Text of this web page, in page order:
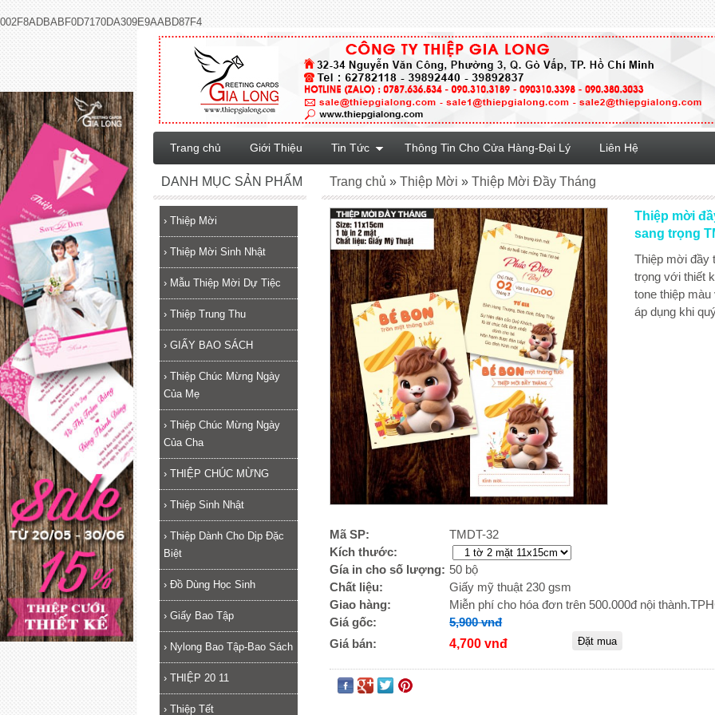
002F8ADBABF0D7170DA309E9AABD87F4
Thiệp mời
sang trọng
Thiệp mời đầy
trọng với thiết
tone thiệp
áp dụng khi
Mã SP:
TMDT-32
Kích thước:
Gía in cho số lượng: 50 bộ
Chất liệu:
Giấy mỹ thuật 230 gsm
Giao hàng:
Miễn phí cho hóa đơn trên 500.000đ nội
Giá gốc:
5,900 vnđ
Giá bán:
4,700 vnđ
Trang chủ »Thiệp Mời »Thiệp Mời Đầy Tháng
DANH MỤC SẢN PHẨM
› Thiệp Mời
› Thiệp Mời Sinh Nhật
› Mẫu Thiệp Mời Dự Tiệc
› Thiệp Trung Thu
› GIẤY BAO SÁCH
› Thiệp Chúc Mừng Ngày
Của Mẹ
› Thiệp Chúc Mừng Ngày
Của Cha
› THIỆP CHÚC MỪNG
› Thiệp Sinh Nhật
› Thiệp Dành Cho Dịp Đặc
Biệt
› Đồ Dùng Học Sinh
› Giấy Bao Tập
› Nylong Bao Tập-Bao Sách
› THIỆP 20 11
› Thiệp Tết
Trang chủ Giới Thiệu Tin Tức Thông Tin Cho Cửa Hàng-Đại Lý Liên Hệ